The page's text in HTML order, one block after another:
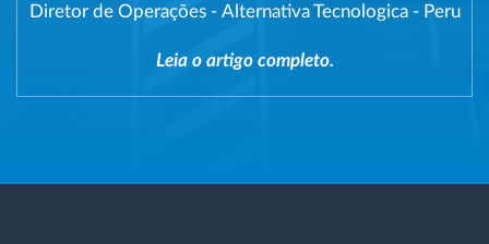
Diretor de Operações - Alternativa Tecnologica - Peru
Leia o artigo completo.